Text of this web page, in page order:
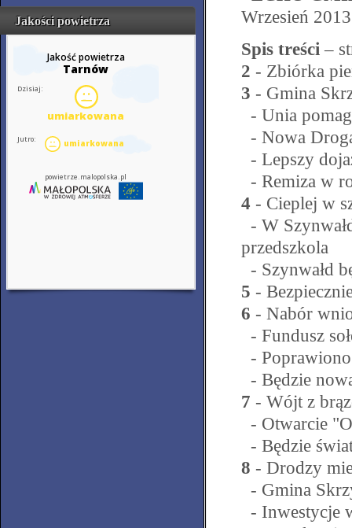
Jakości powietrza
Wrzesień 2013
Spis treści –
2 - Zbiórka
3 - Gmina
- Unia
- Nowa
- Lepszy
- Remiza w
4 - Cieplej w
- W
przedszkola
- Szynwałd
5 -
6 - Nabór
- Fundusz
-
- Będzie
7 - Wójt z
- Otwarcie
- Będzie
8 - Drodzy
- Gmina
- Inwestycje